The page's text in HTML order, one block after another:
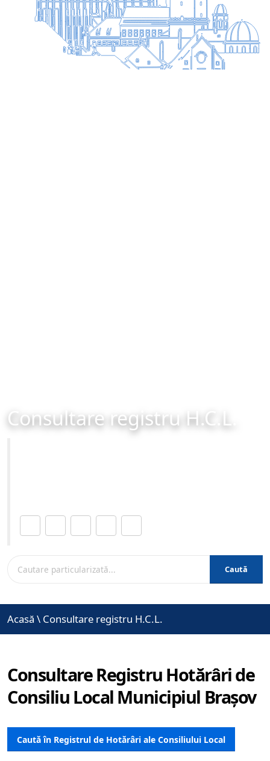
Consultare registru H.C.L.
Caută
Acasă \ Consultare registru H.C.L.
Consultare Registru Hotărâri de
Consiliu Local Municipiul Brașov
Caută în Registrul de Hotărâri ale Consiliului Local